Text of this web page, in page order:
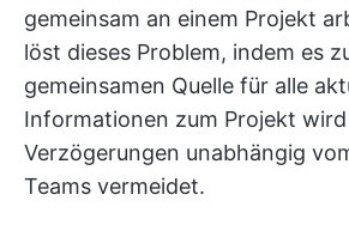
gemeinsam an einem Projekt
löst dieses Problem, indem es
gemeinsamen Quelle für alle
Informationen zum Projekt
Verzögerungen unabhängig
Teams vermeidet.